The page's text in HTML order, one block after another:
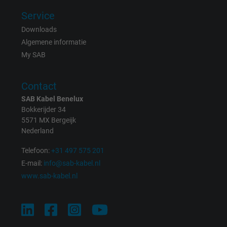
Vendor
Expire 1 year
Purpose
ads, with the purpose of measuring the
Name test_cookie, Google DoubleClick
Expire 15 minutes
Service
Downloads
Algemene informatie
My SAB
Contact
SAB Kabel Benelux
Bokkerijder 34
5571 MX Bergeijk
Nederland
Telefoon:+31 497 575 201
E-mail: info@sab-kabel.nl
www.sab-kabel.nl